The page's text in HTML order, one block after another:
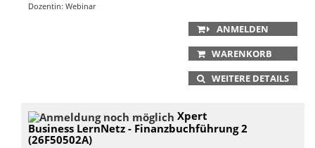
Dozentin: Webinar
ANMELDEN
WARENKORB
WEITERE DETAILS
Xpert
Business LernNetz - Finanzbuchführung 2
(26F50502A)